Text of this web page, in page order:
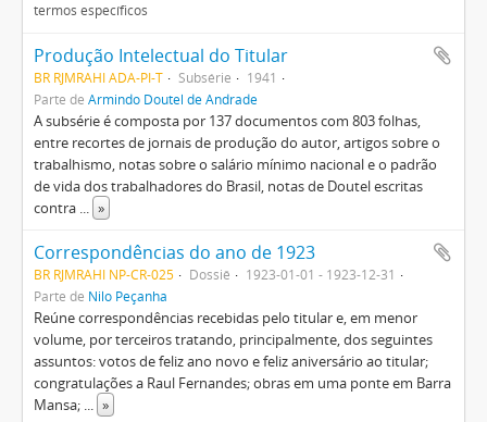
termos específicos
Produção Intelectual do Titular
BR RJMRAHI ADA-PI-T Subsérie
1941
Parte de Armindo Doutel de Andrade
A subsérie é composta por 137 documentos com 803 folhas,
entre recortes de jornais de produção do autor, artigos sobre o
trabalhismo, notas sobre o salário mínimo nacional e o padrão
de vida dos trabalhadores do Brasil, notas de Doutel escritas
contra ... »
Correspondências do ano de 1923
BR RJMRAHI NP-CR-025 Dossiê
1923-01-01 - 1923-12-31
Parte de Nilo Peçanha
Reúne correspondências recebidas pelo titular e, em menor
volume, por terceiros tratando, principalmente, dos seguintes
assuntos: votos de feliz ano novo e feliz aniversário ao titular;
congratulações a Raul Fernandes; obras em uma ponte em Barra
Mansa; ... »